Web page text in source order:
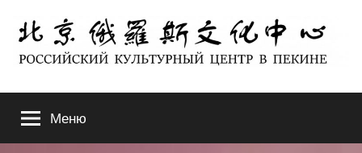
содержимому
北
京
ЦЕНТР
В
Меню